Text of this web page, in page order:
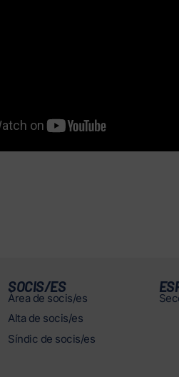
SOCIS/ES
Àrea de socis/es
Alta de socis/es
Síndic de socis/es